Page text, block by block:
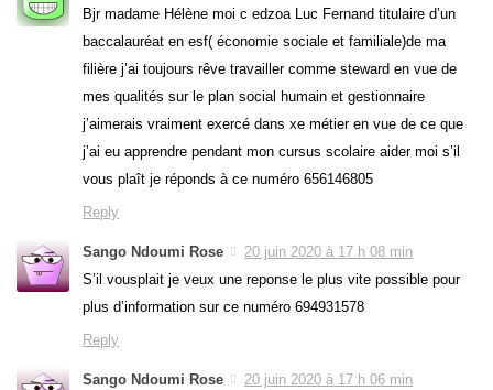
Bjr madame Hélène moi c edzoa Luc Fernand titulaire d’un
baccalauréat en esf( économie sociale et familiale)de ma
filière j’ai toujours rêve travailler comme steward en vue de
mes qualités sur le plan social humain et gestionnaire
j’aimerais vraiment exercé dans xe métier en vue de ce que
j’ai eu apprendre pendant mon cursus scolaire aider moi s’il
vous plaît je réponds à ce numéro 656146805
Reply
Sango Ndoumi Rose
20 juin 2020 à 17 h 08 min
S’il vousplait je veux une reponse le plus vite possible pour
plus d’information sur ce numéro 694931578
Reply
Sango Ndoumi Rose
20 juin 2020 à 17 h 06 min